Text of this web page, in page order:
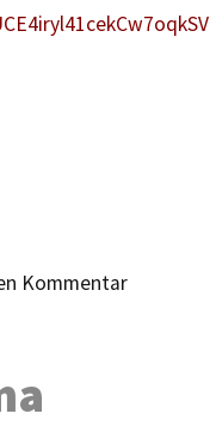
Kommentar